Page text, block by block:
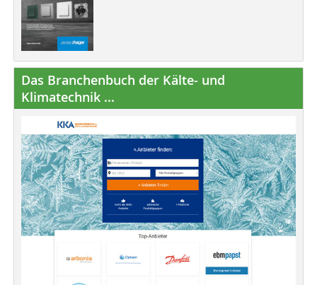
Das Branchenbuch der Kälte- und
Klimatechnik ...